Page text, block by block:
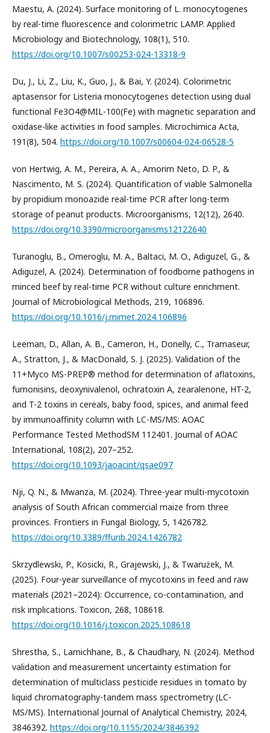
Maestu, A. (2024). Surface monitoring of L. monocytogenes
by real-time fluorescence and colorimetric LAMP. Applied
Microbiology and Biotechnology, 108(1), 510.
https://doi.org/10.1007/s00253-024-13318-9
Du, J., Li, Z., Liu, K., Guo, J., & Bai, Y. (2024). Colorimetric
aptasensor for Listeria monocytogenes detection using dual
functional Fe3O4@MIL-100(Fe) with magnetic separation and
oxidase-like activities in food samples. Microchimica Acta,
191(8), 504. https://doi.org/10.1007/s00604-024-06528-5
von Hertwig, A. M., Pereira, A. A., Amorim Neto, D. P., &
Nascimento, M. S. (2024). Quantification of viable Salmonella
by propidium monoazide real-time PCR after long-term
storage of peanut products. Microorganisms, 12(12), 2640.
https://doi.org/10.3390/microorganisms12122640
Turanoglu, B., Omeroglu, M. A., Baltaci, M. O., Adiguzel, G., &
Adiguzel, A. (2024). Determination of foodborne pathogens in
minced beef by real-time PCR without culture enrichment.
Journal of Microbiological Methods, 219, 106896.
https://doi.org/10.1016/j.mimet.2024.106896
Leeman, D., Allan, A. B., Cameron, H., Donelly, C., Tramaseur,
A., Stratton, J., & MacDonald, S. J. (2025). Validation of the
11+Myco MS-PREP® method for determination of aflatoxins,
fumonisins, deoxynivalenol, ochratoxin A, zearalenone, HT-2,
and T-2 toxins in cereals, baby food, spices, and animal feed
by immunoaffinity column with LC-MS/MS: AOAC
Performance Tested MethodSM 112401. Journal of AOAC
International, 108(2), 207–252.
https://doi.org/10.1093/jaoacint/qsae097
Nji, Q. N., & Mwanza, M. (2024). Three-year multi-mycotoxin
analysis of South African commercial maize from three
provinces. Frontiers in Fungal Biology, 5, 1426782.
https://doi.org/10.3389/ffunb.2024.1426782
Skrzydlewski, P., Kosicki, R., Grajewski, J., & Twarużek, M.
(2025). Four-year surveillance of mycotoxins in feed and raw
materials (2021–2024): Occurrence, co-contamination, and
risk implications. Toxicon, 268, 108618.
https://doi.org/10.1016/j.toxicon.2025.108618
Shrestha, S., Lamichhane, B., & Chaudhary, N. (2024). Method
validation and measurement uncertainty estimation for
determination of multiclass pesticide residues in tomato by
liquid chromatography-tandem mass spectrometry (LC-
MS/MS). International Journal of Analytical Chemistry, 2024,
3846392. https://doi.org/10.1155/2024/3846392